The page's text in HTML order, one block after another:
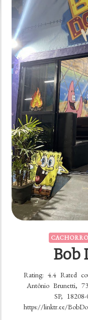
Bob
Rating: 4.4 Rated
Antônio Brunetti,
SP,
https://linktr.ee/